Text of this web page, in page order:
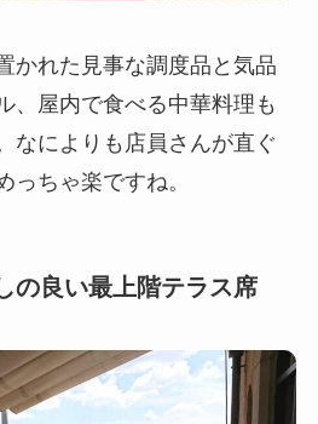
かれた見事な調度品と気品
、屋内で食べる中華料理も
なによりも店員さんが直ぐ
ちゃ楽ですね。
の良い最上階テラス席